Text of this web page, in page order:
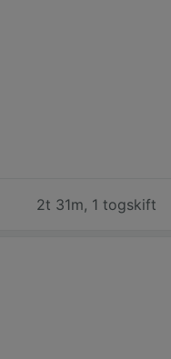
2t 31m, 1 togskift